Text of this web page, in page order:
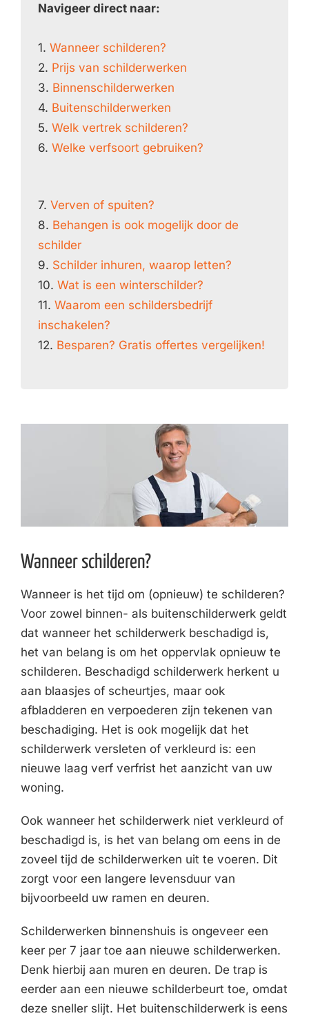
Navigeer direct naar:
1. Wanneer schilderen?
2. Prijs van schilderwerken
3. Binnenschilderwerken
4. Buitenschilderwerken
5. Welk vertrek schilderen?
6. Welke verfsoort gebruiken?
7. Verven of spuiten?
8. Behangen is ook mogelijk door de
schilder
9. Schilder inhuren, waarop letten?
10. Wat is een winterschilder?
11. Waarom een schildersbedrijf
inschakelen?
12. Besparen? Gratis offertes vergelijken!
Wanneer schilderen?
Wanneer is het tijd om (opnieuw) te schilderen?
Voor zowel binnen- als buitenschilderwerk geldt
dat wanneer het schilderwerk beschadigd is,
het van belang is om het oppervlak opnieuw te
schilderen. Beschadigd schilderwerk herkent u
aan blaasjes of scheurtjes, maar ook
afbladderen en verpoederen zijn tekenen van
beschadiging. Het is ook mogelijk dat het
schilderwerk versleten of verkleurd is: een
nieuwe laag verf verfrist het aanzicht van uw
woning.
Ook wanneer het schilderwerk niet verkleurd of
beschadigd is, is het van belang om eens in de
zoveel tijd de schilderwerken uit te voeren. Dit
zorgt voor een langere levensduur van
bijvoorbeeld uw ramen en deuren.
Schilderwerken binnenshuis is ongeveer een
keer per 7 jaar toe aan nieuwe schilderwerken.
Denk hierbij aan muren en deuren. De trap is
eerder aan een nieuwe schilderbeurt toe, omdat
deze sneller slijt. Het buitenschilderwerk is eens